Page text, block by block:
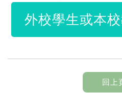
外校學生或本
回上